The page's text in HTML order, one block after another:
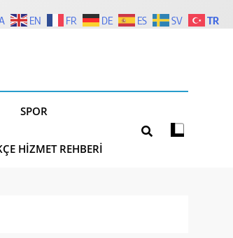
SPOR
HIZMET REHBERI
EN FR DE ES SV TR